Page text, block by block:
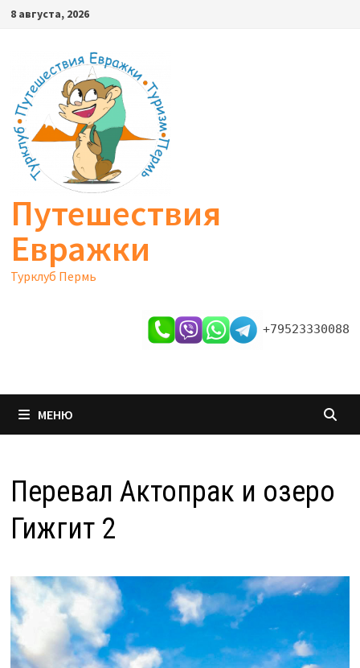
Перейти
содержимому
8 августа, 2026
Путешествия
Евражки
Турклуб Пермь
+79523330088
МЕНЮ
Перевал Актопрак и озеро
Гижгит 2